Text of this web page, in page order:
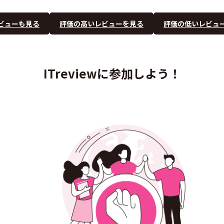
ューも見る 評価の高いレビューを見る 評価の低いレビュ
ITreviewに参加しよう！